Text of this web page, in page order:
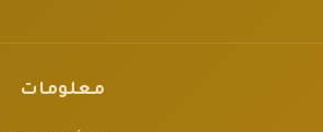
معلومات